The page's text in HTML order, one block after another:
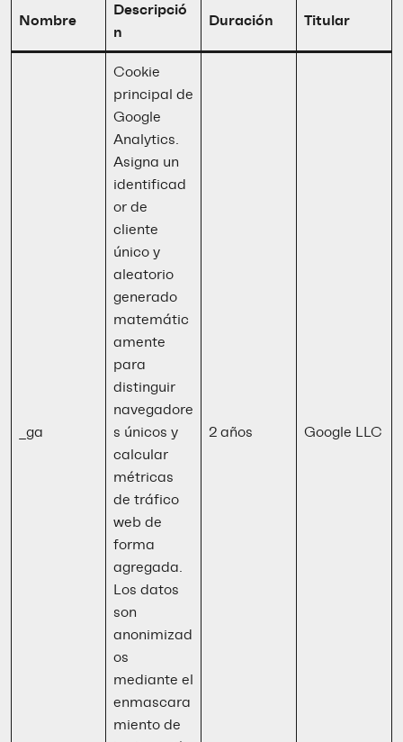
Nombre
Descripció
n
Duración Titular
_ga
Cookie
principal de
Google
Analytics.
Asigna un
identificad
or de
cliente
único y
aleatorio
generado
matemátic
amente
para
distinguir
navegadore
s únicos y
calcular
métricas
de tráfico
web de
forma
agregada.
Los datos
son
anonimizad
os
mediante el
enmascara
miento de
2 años Google LLC